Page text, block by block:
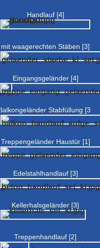
Handlauf [4]
mit waagerechten Stäben [3]
Eingangsgeländer [4]
Balkongeländer Stabfüllung [3]
Treppengeländer Haustür [1]
Edelstahlhandlauf [3]
Kellerhalsgeländer [3]
Treppenhandlauf [2]